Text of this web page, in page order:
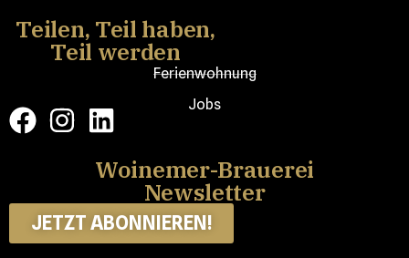
Teilen, Teil haben,
Teil werden
Ferienwohnung
Jobs
Woinemer-Brauerei
Newsletter
JETZT ABONNIEREN!